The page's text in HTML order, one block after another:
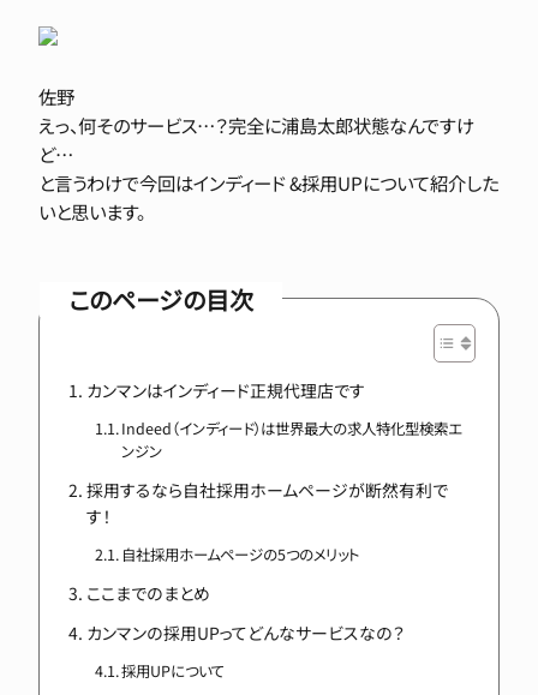
佐野
えっ、何そのサービス…？完全に浦島太郎状態なんですけ
ど…
と言うわけで今回はインディード &採用UPについて紹介した
いと思います。
このページの目次
カンマンはインディード正規代理店です
Indeed（インディード）は世界最大の求人特化型検索エ
ンジン
採用するなら自社採用ホームページが断然有利で
す！
自社採用ホームページの5つのメリット
ここまでのまとめ
カンマンの採用UPってどんなサービスなの？
採用UPについて